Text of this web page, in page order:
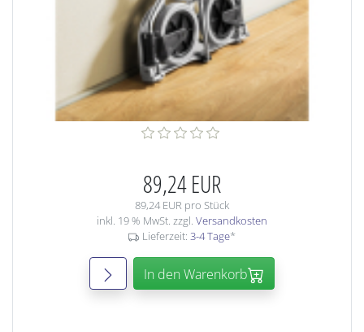
89,24 EUR
89,24 EUR pro Stück
inkl. 19 % MwSt. zzgl. Versandkosten
Lieferzeit: 3-4 Tage*
In den Warenkorb